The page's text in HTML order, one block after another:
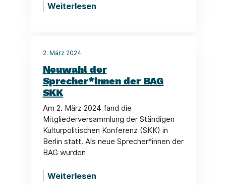
Weiterlesen
2. März 2024
Neuwahl der
Sprecher*innen der BAG
SKK
Am 2. März 2024 fand die
Mitgliederversammlung der Ständigen
Kulturpolitischen Konferenz (SKK) in
Berlin statt. Als neue Sprecher*innen der
BAG wurden
Weiterlesen